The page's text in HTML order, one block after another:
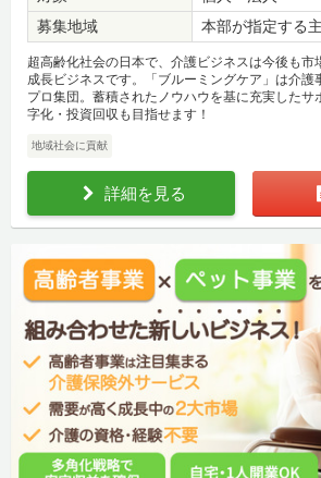
募集地域
本部が指定する
超高齢化社会の日本で、介護ビジネスは今後も市
成長ビジネスです。「ブルーミングケア」は介護
プロ集団。蓄積されたノウハウを基に充実したサ
字化・投資回収も目指せます！
地域社会に貢献
詳細を見る